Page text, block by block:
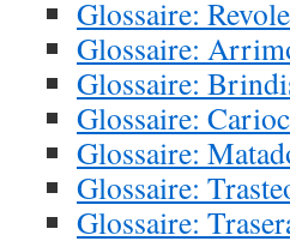
Glossaire:
Glossaire:
Glossaire:
Glossaire:
Glossaire:
Glossaire:
Glossaire: